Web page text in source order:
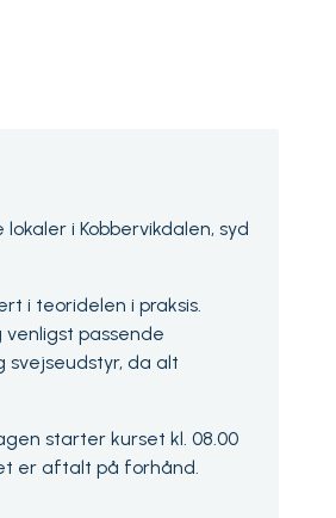
i Kobbervikdalen, syd
i teoridelen i praksis.
passende
da alt
starter kurset kl. 08.00
er aftalt på forhånd.